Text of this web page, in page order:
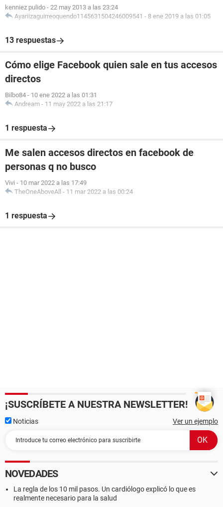
kenniez pulido - 22 may 2013 a las 23:24
Ayariizaguirreoquendo1145631504246009541 - 8 ene 2019 a las 01:05
13 respuestas
Cómo elige Facebook quien sale en tus accesos
directos
Bilbo84 - 10 ene 2022 a las 01:31
Andream - 11 may 2022 a las 21:17
1 respuesta
Me salen accesos directos en facebook de
personas q no busco
Vivi - 10 mar 2022 a las 17:49
TheOneAboveAll - 11 mar 2022 a las 00:24
1 respuesta
¡SUSCRÍBETE A NUESTRA NEWSLETTER!
Noticias Ver un ejemplo
NOVEDADES
La regla de los 10 mil pasos. Un cardiólogo explicó lo que es
realmente necesario para la salud